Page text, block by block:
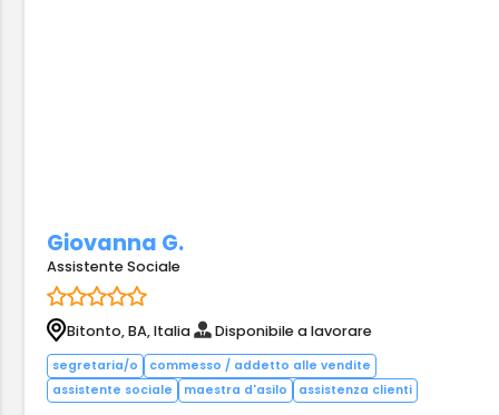
Giovanna G.
Assistente Sociale
Bitonto, BA, Italia Disponibile a lavorare
segretaria/o
commesso / addetto alle vendite
assistente sociale
maestra d'asilo assistenza clienti